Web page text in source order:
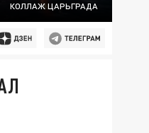
КОЛЛАЖ ЦАРЬГРАДА